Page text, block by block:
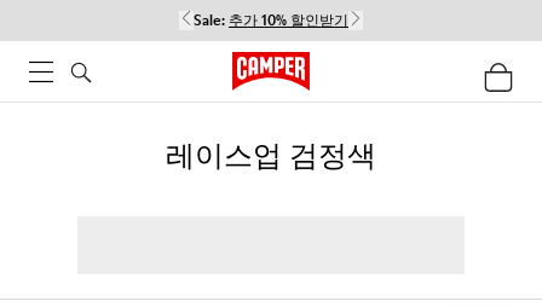
Sale: 추가 10% 할인받기
레이스업 검정색